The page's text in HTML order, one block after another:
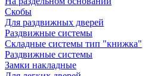
Скобы
Для раздвижных дверей
Раздвижные системы
Складные системы тип "книжка"
Раздвижные системы
Замки накладные